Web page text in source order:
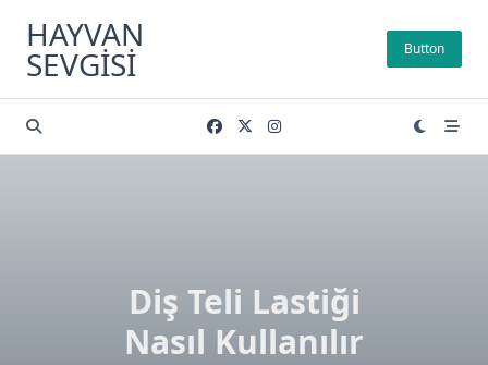
content
HAYVAN
SEVGISI Button
Diş Teli Lastiği
Nasıl Kullanılır